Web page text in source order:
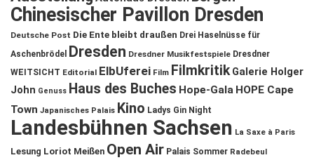
Chinesischer Pavillon Dresden
Deutsche Post Die Ente bleibt draußen Drei Haselnüsse für
Aschenbrödel
Dresden Dresdner Musikfestspiele Dresdner
WEITSICHT Editorial ElbUferei Film Filmkritik Galerie Holger
John Genuss Haus des Buches Hope-Gala HOPE Cape
Town Japanisches Palais Kino Ladys Gin Night
Landesbühnen Sachsen La Saxe à Paris
Lesung Loriot Meißen Open Air Palais Sommer Radebeul